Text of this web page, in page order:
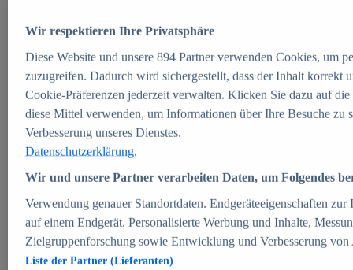
Zum Report
E-commerce
Beliebte Statistiken
Aktuelle Statistiken
E-Commerce - Entwicklung des Umsatzes in
Deutschland 1999-2025
Umsatz von Amazon in Deutschland und weltweit
2010-2025
B2C-E-Commerce: Top-50 Online Shops in
Deutschland 2024
Marktanteile von Online-Zahlungsverfahren in
Deutschland 2024
Umsatzstarke Warengruppen im Online-Handel in
Deutschland 2023-2025
Wir respektieren Ihre Privatsphäre
Diese Website und unsere 894Partner verwenden Cookies, um
zuzugreifen. Dadurch wird sichergestellt, dass der Inhalt korrekt
Cookie-Präferenzen jederzeit verwalten. Klicken Sie dazu auf
diese Mittel verwenden, um Informationen über Ihre Besuche
Verbesserung unseres Dienstes.
Datenschutzerklärung.
Wir und unsere Partner verarbeiten Daten, um Folgendes
Verwendung genauer Standortdaten. Endgeräteeigenschaften
auf einem Endgerät. Personalisierte Werbung und Inhalte,
Zielgruppenforschung sowie Entwicklung und Verbesserung von
Liste der Partner (Lieferanten)